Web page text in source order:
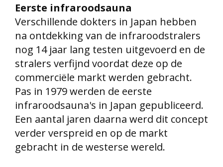
Eerste infraroodsauna
Verschillende dokters in Japan hebben
na ontdekking van de infraroodstralers
nog 14 jaar lang testen uitgevoerd en de
stralers verfijnd voordat deze op de
commerciële markt werden gebracht.
Pas in 1979 werden de eerste
infraroodsauna's in Japan gepubliceerd.
Een aantal jaren daarna werd dit concept
verder verspreid en op de markt
gebracht in de westerse wereld.